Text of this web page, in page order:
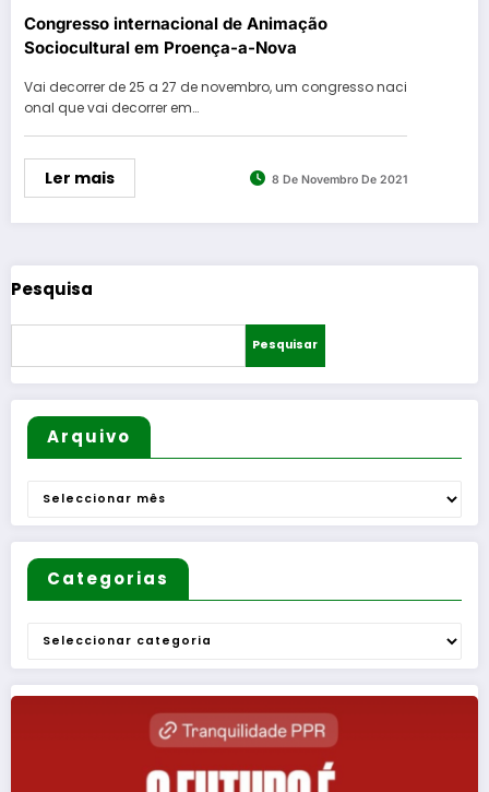
Congresso internacional de Animação
Sociocultural em Proença-a-Nova
Vai decorrer de 25 a 27 de novembro, um congresso naci
onal que vai decorrer em…
Ler mais 8 De Novembro De 2021
Pesquisa
Pesquisar
Arquivo
Arquivo
Categorias
Categorias